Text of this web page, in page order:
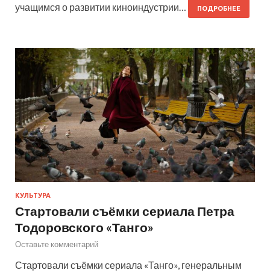
учащимся о развитии киноиндустрии…
ПОДРОБНЕЕ
КУЛЬТУРА
Стартовали съёмки сериала Петра
Тодоровского «Танго»
Оставьте комментарий
Стартовали съёмки сериала «Танго», генеральным